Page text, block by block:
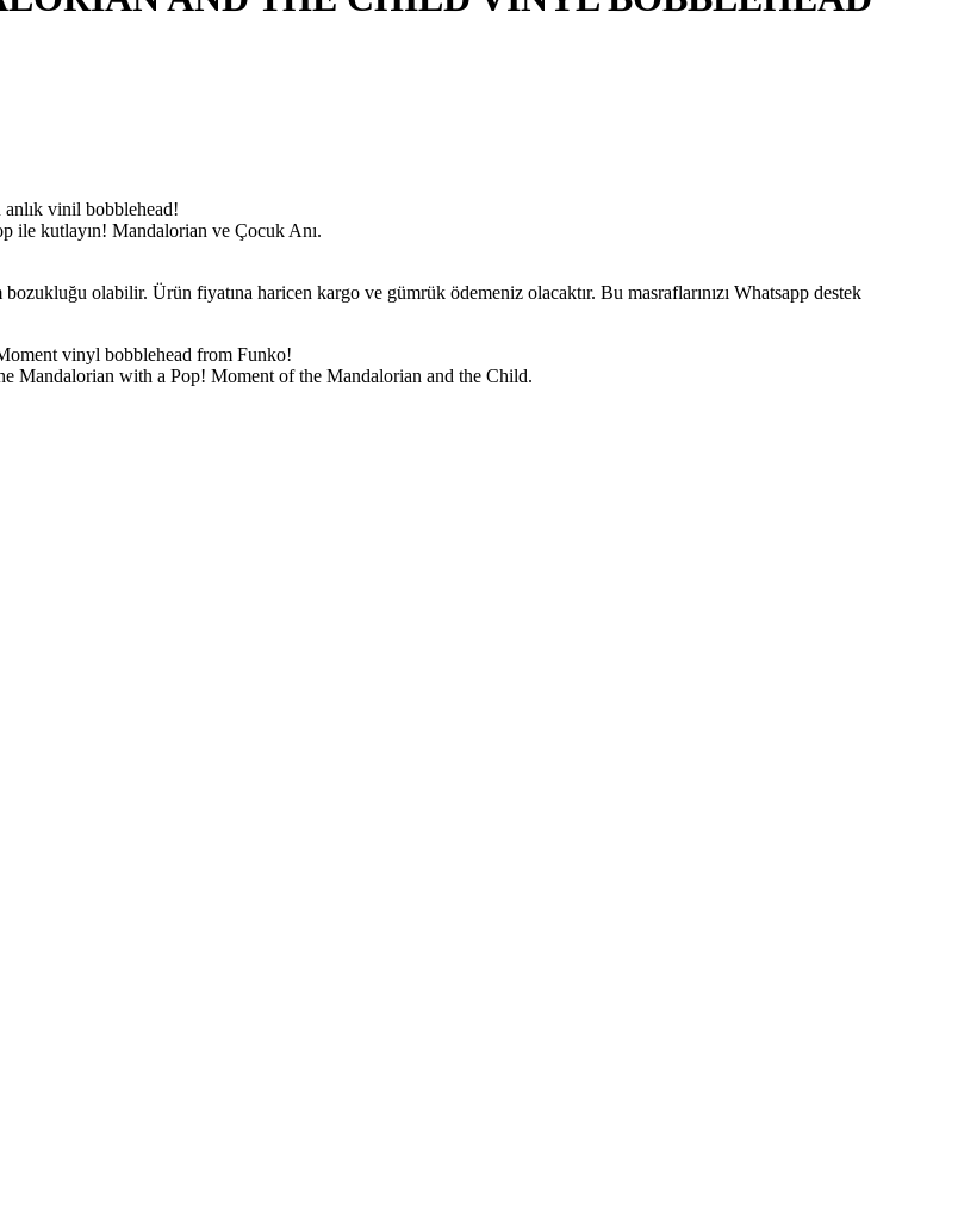
vinil bobblehead!
ile kutlayın! Mandalorian ve Çocuk Anı.
bozukluğu olabilir. Ürün fiyatına haricen kargo ve gümrük ödemeniz olacaktır. Bu masraflarınızı Whatsapp destek
vinyl bobblehead from Funko!
Mandalorian with a Pop! Moment of the Mandalorian and the Child.